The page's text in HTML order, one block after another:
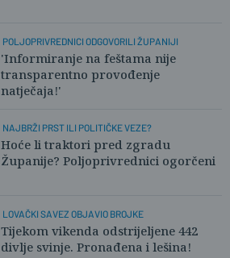
POLJOPRIVREDNICI ODGOVORILI ŽUPANIJI
'Informiranje na feštama nije
transparentno provođenje
natječaja!'
NAJBRŽI PRST ILI POLITIČKE VEZE?
Hoće li traktori pred zgradu
Županije? Poljoprivrednici ogorčeni
LOVAČKI SAVEZ OBJAVIO BROJKE
Tijekom vikenda odstrijeljene 442
divlje svinje. Pronađena i lešina!